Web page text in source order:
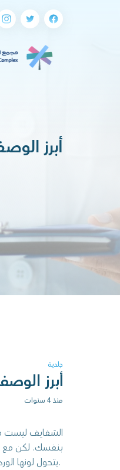
أبرز
جلدية
أبرز
منذ 4 سنوات
بنفسك. لكن مع
يتحول لونها الوردي الطبيعي إلى لون داكن يفتقد الحيوية.